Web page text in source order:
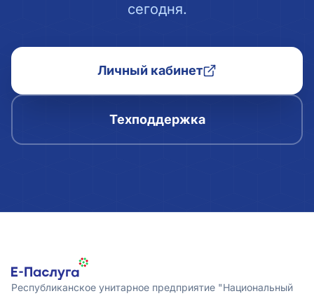
сегодня.
Личный кабинет
Техподдержка
Республиканское унитарное предприятие "Национальный